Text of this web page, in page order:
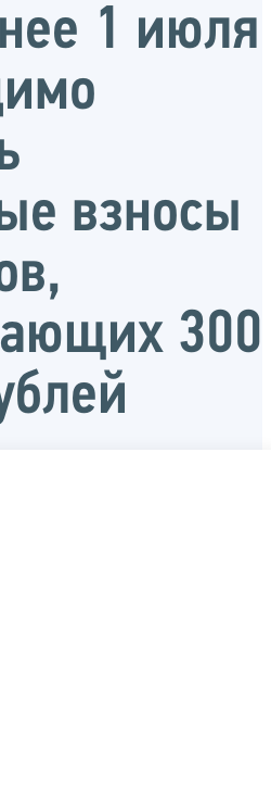
1 июля
взносы
300